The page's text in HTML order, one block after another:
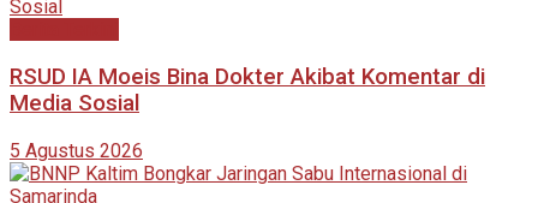
RSUD IA Moeis Bina Dokter Akibat Komentar di
Media Sosial
5 Agustus 2026